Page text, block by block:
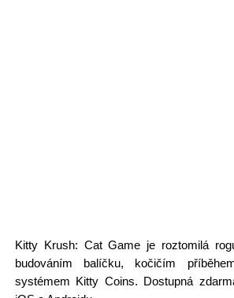
Kitty Krush: Cat Game je roztomilá
budováním balíčku, kočičím
systémem Kitty Coins. Dostupná